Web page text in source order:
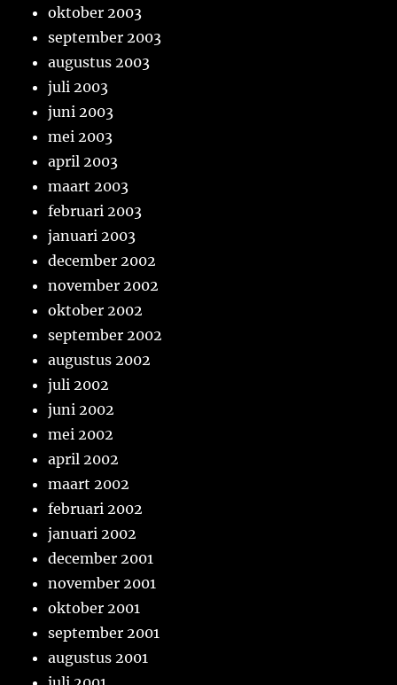
oktober 2003
september 2003
augustus 2003
juli 2003
juni 2003
mei 2003
april 2003
maart 2003
februari 2003
januari 2003
december 2002
november 2002
oktober 2002
september 2002
augustus 2002
juli 2002
juni 2002
mei 2002
april 2002
maart 2002
februari 2002
januari 2002
december 2001
november 2001
oktober 2001
september 2001
augustus 2001